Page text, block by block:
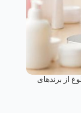
از برندهای